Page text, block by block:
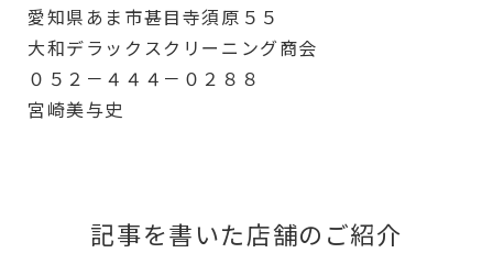
愛知県あま市甚目寺須原５５
大和デラックスクリーニング商会
０５２－４４４－０２８８
宮崎美与史
記事を書いた店舗のご紹介